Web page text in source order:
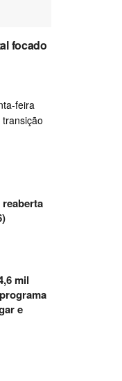
focado
feira
mil
e